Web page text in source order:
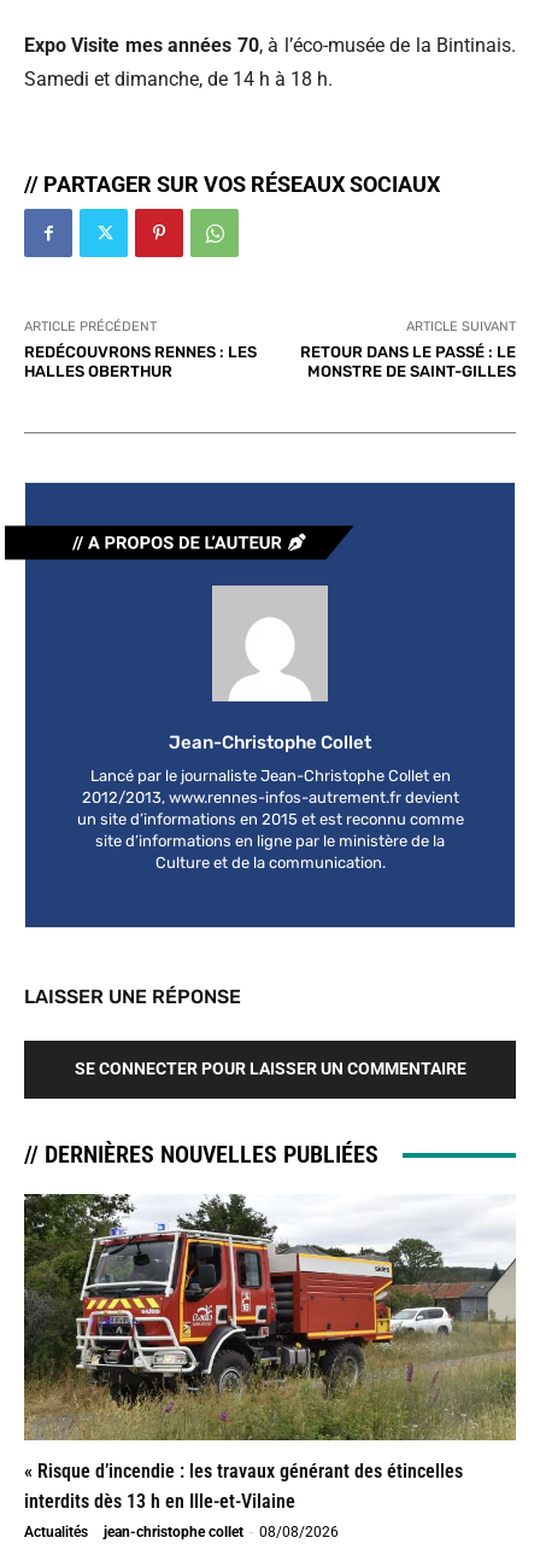
Expo Visite mes années 70, à l’éco-musée de la Bintinais.
Samedi et dimanche, de 14 h à 18 h.
// PARTAGER SUR VOS RÉSEAUX SOCIAUX
ARTICLE PRÉCÉDENT
REDÉCOUVRONS RENNES : LES
HALLES OBERTHUR
ARTICLE SUIVANT
RETOUR DANS LE PASSÉ : LE
MONSTRE DE SAINT-GILLES
Jean-Christophe Collet
Lancé par le journaliste Jean-Christophe Collet en
2012/2013, www.rennes-infos-autrement.fr devient
un site d’informations en 2015 et est reconnu comme
site d’informations en ligne par le ministère de la
Culture et de la communication.
LAISSER UNE RÉPONSE
SE CONNECTER POUR LAISSER UN COMMENTAIRE
// DERNIÈRES NOUVELLES PUBLIÉES
« Risque d’incendie : les travaux générant des étincelles
interdits dès 13 h en Ille-et-Vilaine
Actualités jean-christophe collet - 08/08/2026